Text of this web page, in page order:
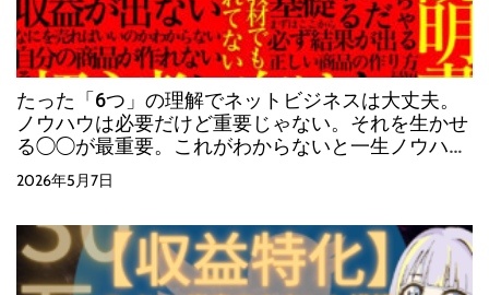
たった「6つ」の理解でネットビジネスは大丈夫。
ノウハウは必要だけど重要じゃない。それを生かせ
る◯◯が最重要。これがわからないと一生ノウハウ
コレクター。やるかやらないかはあなた次第。
2026年5月7日